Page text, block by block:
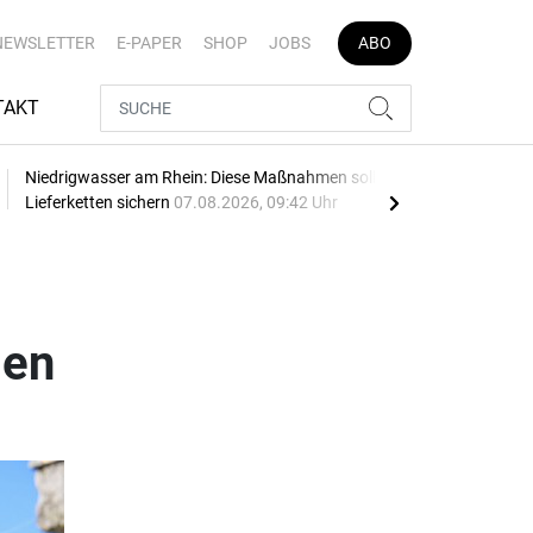
E-PAPER SHOP JOBS ABO
Niedrigwasser am Rhein: Diese Maßnahmen sollen
Lieferketten sichern 07.08.2026, 09:42 Uhr